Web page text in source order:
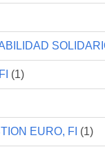
(1)
EURO, FI (1)